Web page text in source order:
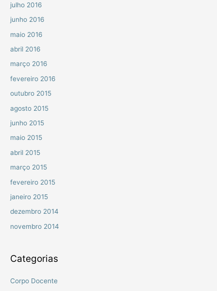
julho 2016
junho 2016
maio 2016
abril 2016
março 2016
fevereiro 2016
outubro 2015
agosto 2015
junho 2015
maio 2015
abril 2015
março 2015
fevereiro 2015
janeiro 2015
dezembro 2014
novembro 2014
Categorias
Corpo Docente